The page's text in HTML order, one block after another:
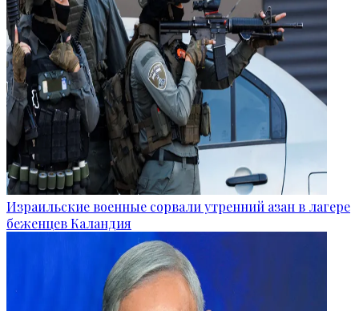
Израильские военные сорвали утренний азан в лагере
беженцев Каландия